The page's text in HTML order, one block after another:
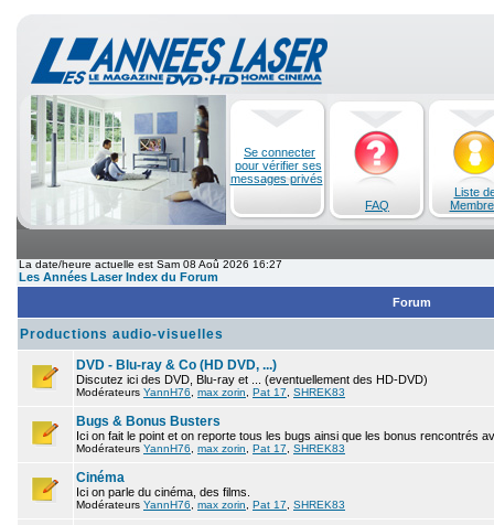
Se connecter
pour vérifier ses
messages privés
FAQ
Liste
La date/heure actuelle est Sam 08 Aoû 2026 16:27
Les Années Laser Index du Forum
Forum
Productions audio-visuelles
DVD - Blu-ray & Co (HD DVD, ...)
Discutez ici des DVD, Blu-ray et ... (eventuellement des HD-DVD)
Modérateurs YannH76 max zorin Pat 17 SHREK83
Bugs & Bonus Busters
Ici on fait le point et on reporte tous les bugs ainsi que les bonus rencontrés
Modérateurs YannH76 max zorin Pat 17 SHREK83
Cinéma
Ici on parle du cinéma, des films.
Modérateurs YannH76 max zorin Pat 17 SHREK83